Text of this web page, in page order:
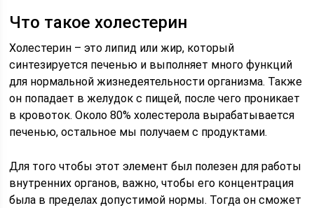
Что такое холестерин
Холестерин – это липид или жир, который
синтезируется печенью и выполняет много функций
для нормальной жизнедеятельности организма. Также
он попадает в желудок с пищей, после чего проникает
в кровоток. Около 80% холестерола вырабатывается
печенью, остальное мы получаем с продуктами.
Для того чтобы этот элемент был полезен для работы
внутренних органов, важно, чтобы его концентрация
была в пределах допустимой нормы. Тогда он сможет